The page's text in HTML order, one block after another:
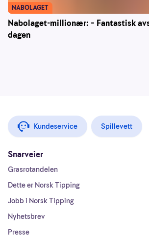
Nabolaget-millionær: – Fantastisk
dagen
NABOLAGET
Kundeservice Spillevett
Snarveier
Grasrotandelen
Dette er Norsk Tipping
Jobb i Norsk Tipping
Nyhetsbrev
Presse